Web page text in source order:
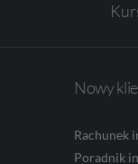
Nowy
Rachunek
Poradnik